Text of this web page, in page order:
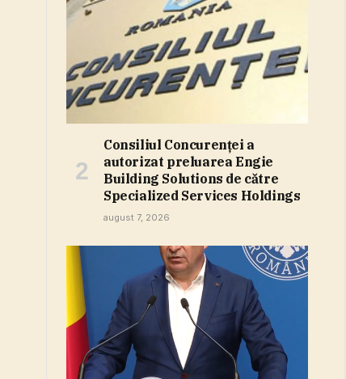
Consiliul Concurenţei a
autorizat preluarea Engie
Building Solutions de către
Specialized Services Holdings
august 7, 2026